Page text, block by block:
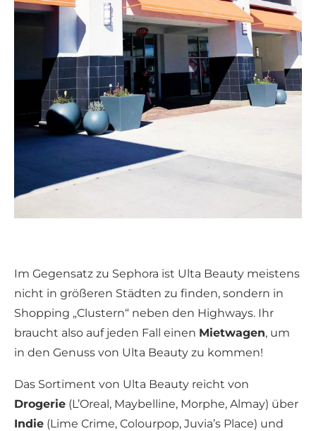
Im Gegensatz zu Sephora ist Ulta Beauty meistens
nicht in größeren Städten zu finden, sondern in
Shopping „Clustern“ neben den Highways. Ihr
braucht also auf jeden Fall einen Mietwagen, um
in den Genuss von Ulta Beauty zu kommen!
Das Sortiment von Ulta Beauty reicht von
Drogerie (L’Oreal, Maybelline, Morphe, Almay) über
Indie (Lime Crime, Colourpop, Juvia’s Place) und